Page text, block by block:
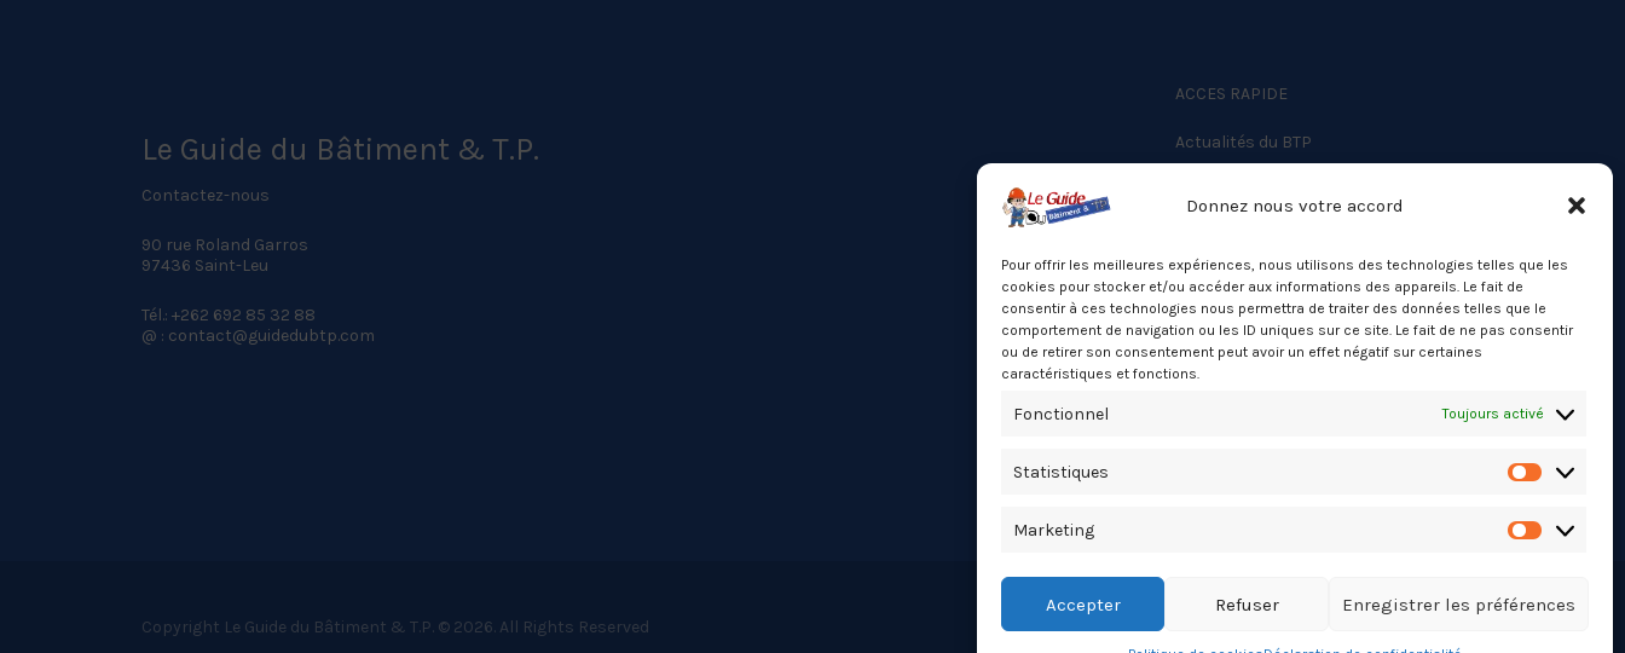
Donnez nous votre accord
Pour offrir les meilleures expériences, nous utilisons des technologies telles que les
cookies pour stocker et/ou accéder aux informations des appareils. Le fait de
consentir à ces technologies nous permettra de traiter des données telles que le
comportement de navigation ou les ID uniques sur ce site. Le fait de ne pas consentir
ou de retirer son consentement peut avoir un effet négatif sur certaines
caractéristiques et fonctions.
Fonctionnel Toujours activé
Statistiques
Marketing Marketing
Accepter Refuser Enregistrer les préférences
Le Guide du Bâtiment & T.P.
Contactez-nous
90 rue Roland Garros
97436 Saint-Leu
Tél.: +262 692 85 32 88
@ : contact@guidedubtp.com
ACCES RAPIDE
Actualités du BTP
Mentions légales
Nos partenaires
Politique de confidentialité
Copyright Le Guide du Bâtiment & T.P. © 2026. All Rights Reserved